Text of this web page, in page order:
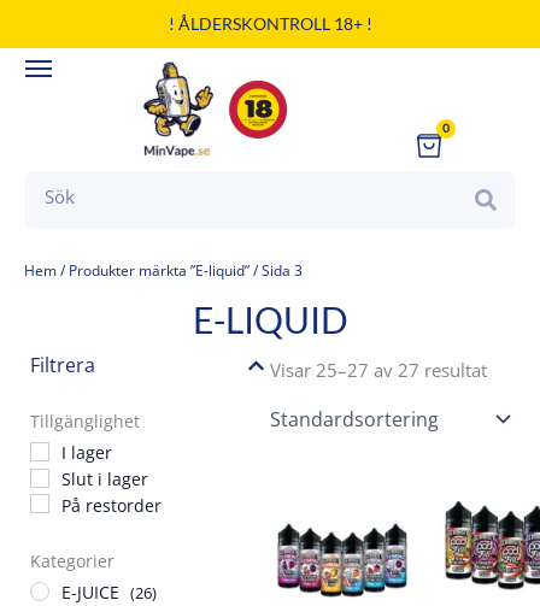
till
innehåll
! ÅLDERSKONTROLL 18+ !
0
Cart
Hem/ Produkter märkta ”E-liquid”/ Sida 3
E-LIQUID
Filtrera
Tillgänglighet
I lager
Slut i lager
På restorder
Kategorier
E-JUICE (26)
Visar 25–27 av 27 resultat
produkten
har
här
har